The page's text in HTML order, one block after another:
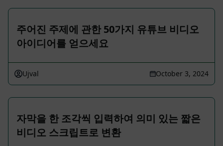
주어진 주제에 관한 50가지 유튜브 비디오
아이디어를 얻으세요
Ujval October 3, 2024
자막을 한 조각씩 입력하여 의미 있는 짧은
비디오 스크립트로 변환